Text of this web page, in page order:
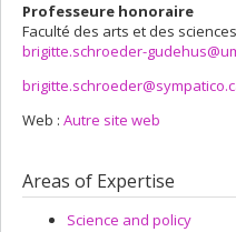
Professeure honoraire
Faculté des arts et des
brigitte.schroeder-
Courriels
Web : Autre site web
Areas of Expertise
Science and policy